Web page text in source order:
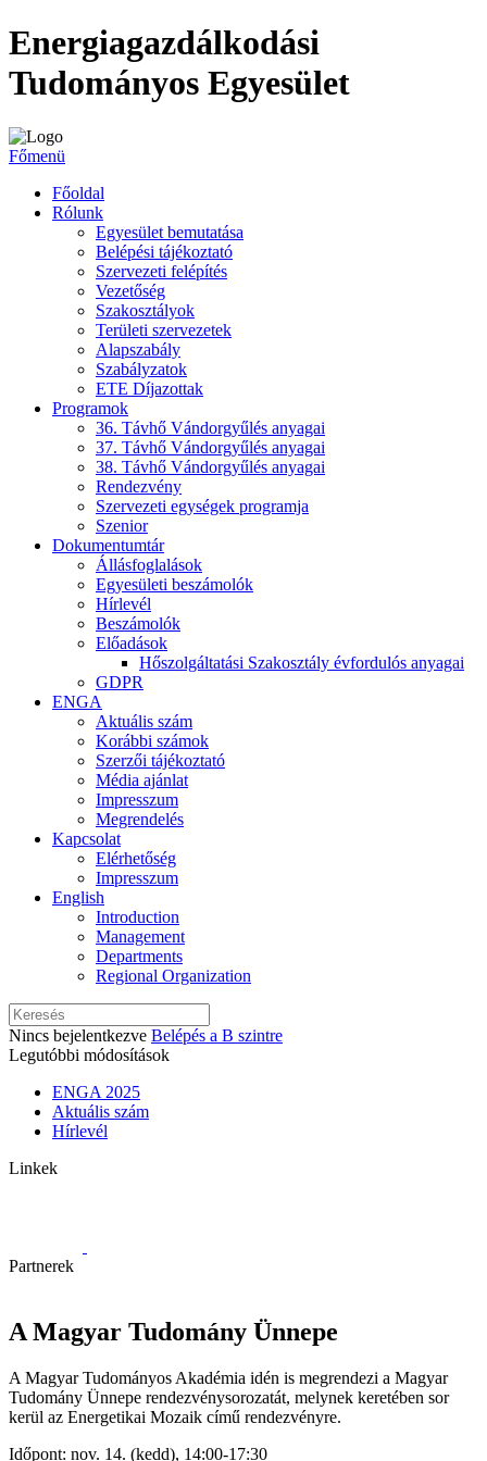
Energiagazdálkodási
Tudományos Egyesület
Főmenü
Főoldal
Rólunk
Egyesület bemutatása
Belépési tájékoztató
Szervezeti felépítés
Vezetőség
Szakosztályok
Területi szervezetek
Alapszabály
Szabályzatok
ETE Díjazottak
Programok
36. Távhő Vándorgyűlés anyagai
37. Távhő Vándorgyűlés anyagai
38. Távhő Vándorgyűlés anyagai
Rendezvény
Szervezeti egységek programja
Szenior
Dokumentumtár
Állásfoglalások
Egyesületi beszámolók
Hírlevél
Beszámolók
Előadások
Hőszolgáltatási Szakosztály évfordulós anyagai
GDPR
ENGA
Aktuális szám
Korábbi számok
Szerzői tájékoztató
Média ajánlat
Impresszum
Megrendelés
Kapcsolat
Elérhetőség
Impresszum
English
Introduction
Management
Departments
Regional Organization
Nincs bejelentkezve Belépés a B szintre
Legutóbbi módosítások
ENGA 2025
Aktuális szám
Hírlevél
Linkek
Partnerek
A Magyar Tudomány Ünnepe
A Magyar Tudományos Akadémia idén is megrendezi a Magyar
Tudomány Ünnepe rendezvénysorozatát, melynek keretében sor
kerül az Energetikai Mozaik című rendezvényre.
Időpont: nov. 14. (kedd), 14:00-17:30